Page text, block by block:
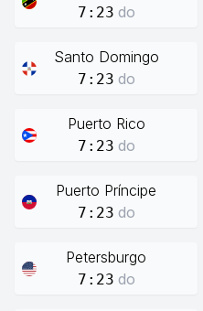
7:23 do
Santo Domingo
7:23 do
Puerto Rico
7:23 do
Puerto Príncipe
7:23 do
Petersburgo
7:23 do